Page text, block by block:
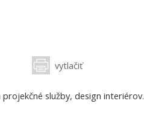
vytlačiť
služby, design interiérov.